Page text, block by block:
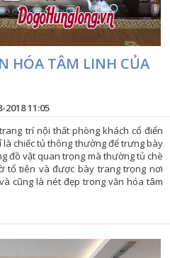
HÓA TÂM LINH CỦA
2018 11:05
trí nội thất phòng khách cổ điển
là chiếc tủ thông thường để trưng bày
đồ vật quan trọng mà thường tủ chè
tổ tiên và được bày trang trọng nơi
cũng là nét đẹp trong văn hóa tâm